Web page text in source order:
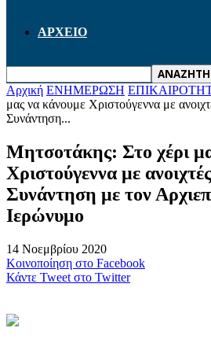
ΑΡΧΕΙΟ
Αρχική ΕΝΗΜΕΡΩΣΗ
μας να κάνουμε Χριστούγεννα με
Συνάντηση...
Μητσοτάκης: Στο χέρι
Χριστούγεννα με
Συνάντηση με τον
Ιερώνυμο
14 Νοεμβρίου 2020
Κοινοποίηση στο Facebook
Κάντε Tweet στο Twitter